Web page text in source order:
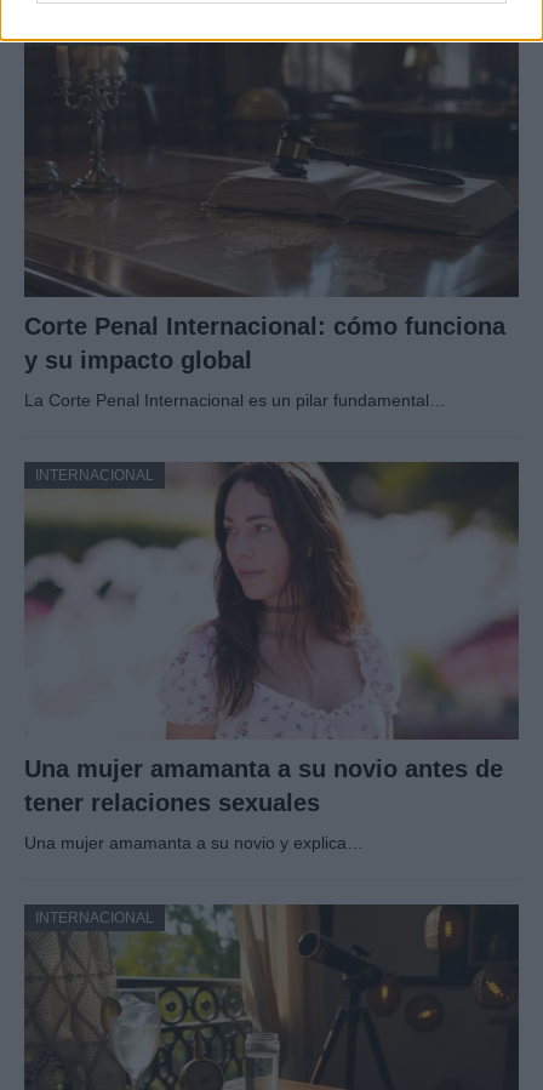
Corte Penal Internacional: cómo funciona
y su impacto global
La Corte Penal Internacional es un pilar fundamental…
INTERNACIONAL
Una mujer amamanta a su novio antes de
tener relaciones sexuales
Una mujer amamanta a su novio y explica…
INTERNACIONAL